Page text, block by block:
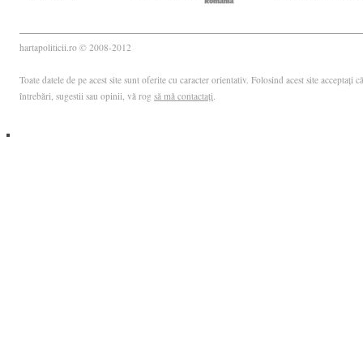
hartapoliticii.ro © 2008-2012
Toate datele de pe acest site sunt oferite cu caracter orientativ. Folosind acest site
întrebări, sugestii sau opinii, vă rog să mă contactați.